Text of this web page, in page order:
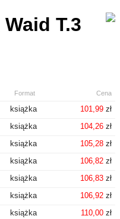
T.3
Format Cena
książka 101,99 zł
książka 104,26 zł
książka 105,28 zł
książka 106,82 zł
książka 106,83 zł
książka 106,92 zł
książka 110,00 zł